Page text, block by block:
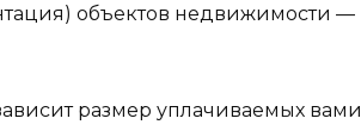
объектов недвижимости —
размер уплачиваемых вами